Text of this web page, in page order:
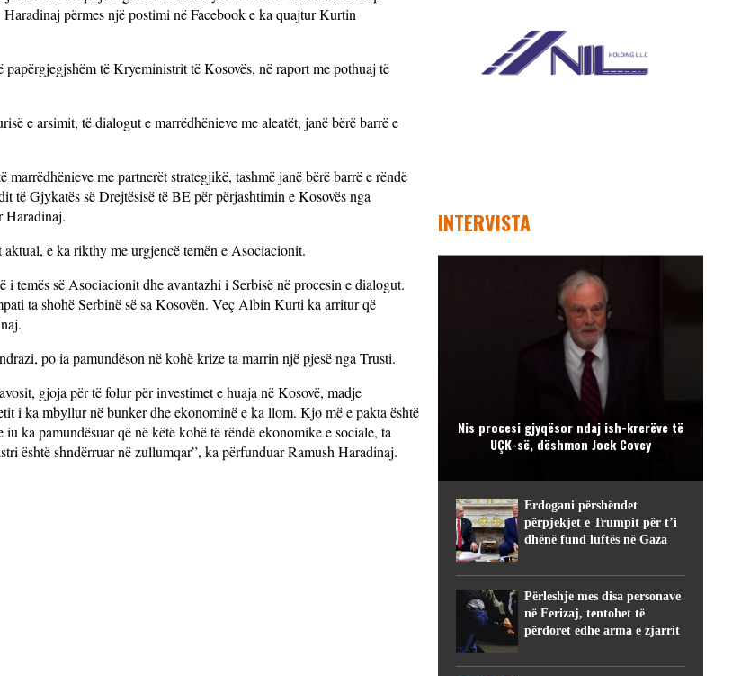
përmes një postimi në Facebook e ka quajtur Kurtin
të Kryeministrit të Kosovës, në raport me pothuaj të
e arsimit, të dialogut e marrëdhënieve me aleatët, janë bërë barrë e
me partnerët strategjikë, tashmë janë bërë barrë e rëndë
të Gjykatës së Drejtësisë të BE për përjashtimin e Kosovës nga
Haradinaj.
e ka rikthy me urgjencë temën e Asociacionit.
temës së Asociacionit dhe avantazhi i Serbisë në procesin e dialogut.
ta shohë Serbinë së sa Kosovën. Veç Albin Kurti ka arritur që
po ia pamundëson në kohë krize ta marrin një pjesë nga Trusti.
gjoja për të folur për investimet e huaja në Kosovë, madje
i ka mbyllur në bunker dhe ekonominë e ka llom. Kjo më e pakta është
ka pamundësuar që në këtë kohë të rëndë ekonomike e sociale, ta
është shndërruar në zullumqar”, ka përfunduar Ramush Haradinaj.
INTERVISTA
Nis procesi gjyqësor ndaj ish-krerëve të
UÇK-së, dëshmon Jock Covey
Erdogani përshëndet
përpjekjet e Trumpit për t’i
dhënë fund luftës në Gaza
Përleshje mes disa personave
në Ferizaj, tentohet të
përdoret edhe arma e zjarrit